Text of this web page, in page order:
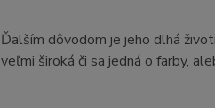
Ďalším dôvodom je jeho dlhá
veľmi široká či sa jedná o farby,